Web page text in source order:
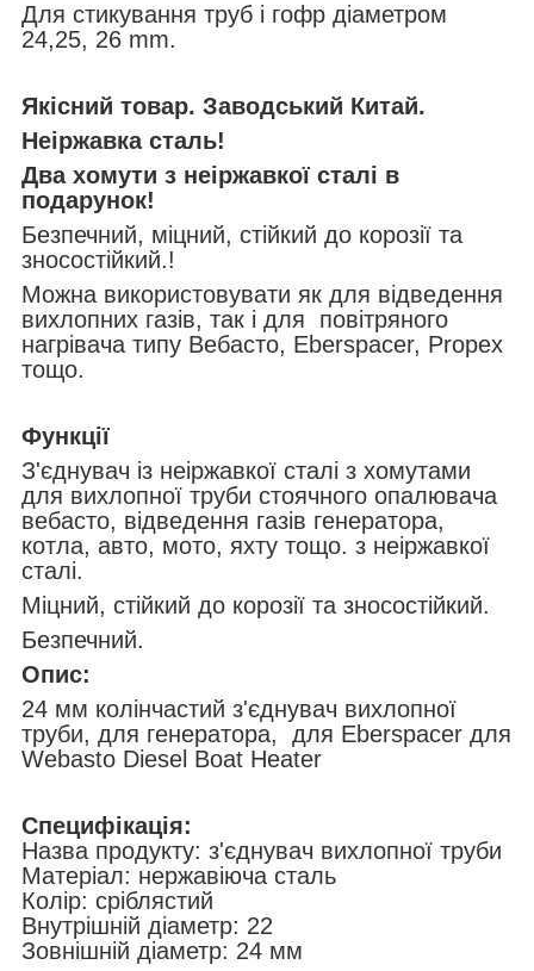
Для стикування труб і гофр діаметром
24,25, 26 mm.
Якісний товар. Заводський Китай.
Неіржавка сталь!
Два хомути з неіржавкої сталі в
подарунок!
Безпечний, міцний, стійкий до корозії та
зносостійкий.!
Можна використовувати як для відведення
вихлопних газів, так і для повітряного
нагрівача типу Вебасто, Eberspacer, Propex
тощо.
Функції
З'єднувач із неіржавкої сталі з хомутами
для вихлопної труби стоячного опалювача
вебасто, відведення газів генератора,
котла, авто, мото, яхту тощо. з неіржавкої
сталі.
Міцний, стійкий до корозії та зносостійкий.
Безпечний.
Опис:
24 мм колінчастий з'єднувач вихлопної
труби, для генератора, для Eberspacer для
Webasto Diesel Boat Heater
Специфікація:
Назва продукту: з'єднувач вихлопної труби
Матеріал: нержавіюча сталь
Колір: сріблястий
Внутрішній діаметр: 22
Зовнішній діаметр: 24 мм